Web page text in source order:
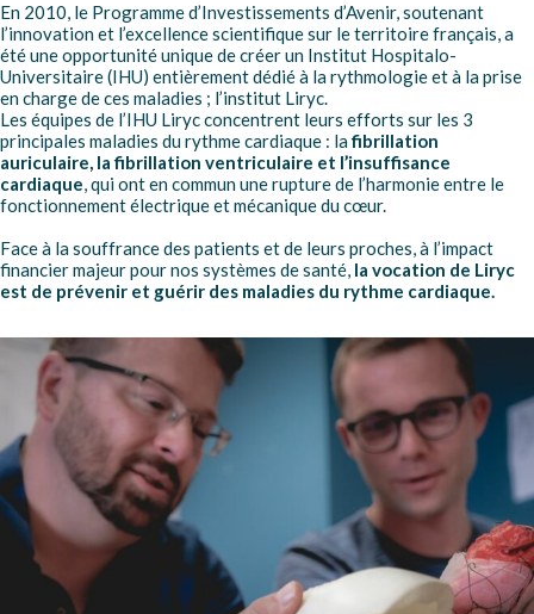
En 2010, le Programme d’Investissements d’Avenir, soutenant
l’innovation et l’excellence scientifique sur le territoire français, a
été une opportunité unique de créer un Institut Hospitalo-
Universitaire (IHU) entièrement dédié à la rythmologie et à la prise
en charge de ces maladies ; l’institut Liryc.
Les équipes de l’IHU Liryc concentrent leurs efforts sur les 3
principales maladies du rythme cardiaque : lafibrillation
auriculaire, la fibrillation ventriculaire et l’insuffisance
cardiaque, qui ont en commun une rupture de l’harmonie entre le
fonctionnement électrique et mécanique du cœur.
Face à la souffrance des patients et de leurs proches, à l’impact
financier majeur pour nos systèmes de santé, la vocation de Liryc
est de prévenir et guérir des maladies du rythme cardiaque.